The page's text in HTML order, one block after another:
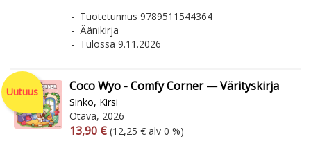
Tuotetunnus 9789511544364
Äänikirja
Tulossa 9.11.2026
Uutuus Coco Wyo - Comfy Corner — Värityskirja
Sinko, Kirsi
Otava, 2026
Arvonlisäverollinen hinta
13,90 € Arvonlisäveroton hinta
(12,25 € alv 0 %)